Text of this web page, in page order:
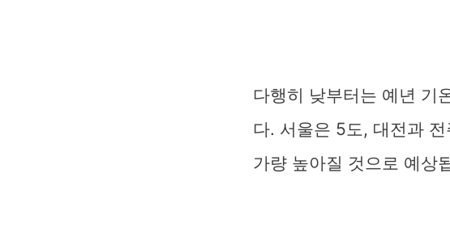
다행히 낮부터는 예년 기
다. 서울은 5도, 대전과
가량 높아질 것으로 예상